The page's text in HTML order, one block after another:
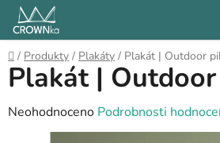
Přejít
obsah
Domů
/ Produkty / Plakáty / Plakát | Outdoor
Plakát |
Průměrné
hodnocení
Neohodnoceno Podrobnosti